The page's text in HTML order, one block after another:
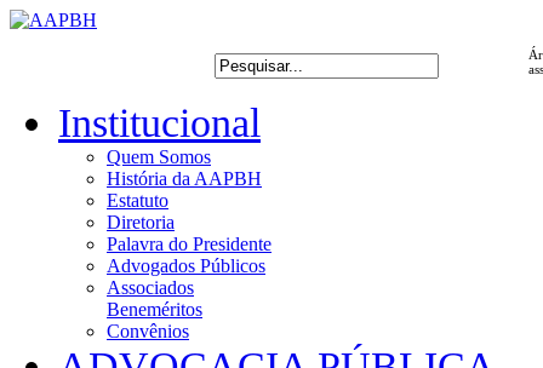
Institucional
Quem Somos
História da AAPBH
Estatuto
Diretoria
Palavra do Presidente
Advogados Públicos
Associados
Beneméritos
Convênios